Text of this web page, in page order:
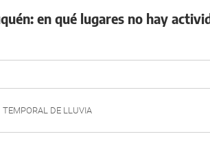
en qué lugares no hay
TEMPORAL DE LLUVIA